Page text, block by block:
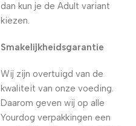
dan kun je de Adult variant
kiezen.
Smakelijkheidsgarantie
Wij zijn overtuigd van de
kwaliteit van onze voeding.
Daarom geven wij op alle
Yourdog verpakkingen een